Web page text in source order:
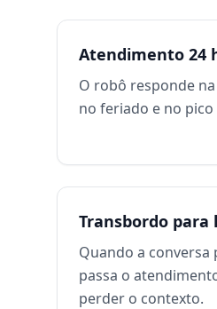
Atendimento 24
O robô responde
no feriado e no
Transbordo para
Quando a conversa
passa o
perder o contexto.